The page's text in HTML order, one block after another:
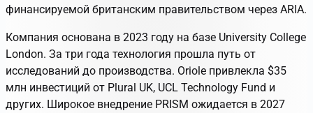
финансируемой британским правительством через ARIA.
Компания основана в 2023 году на базе University College
London. За три года технология прошла путь от
исследований до производства. Oriole привлекла $35
млн инвестиций от Plural UK, UCL Technology Fund и
других. Широкое внедрение PRISM ожидается в 2027